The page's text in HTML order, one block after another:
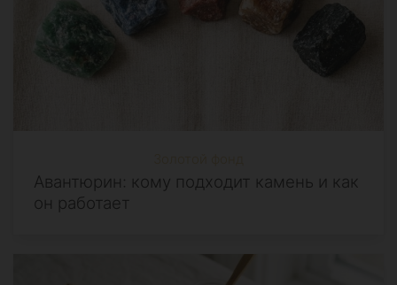
Авантюрин: кому подходит камень и как
он работает